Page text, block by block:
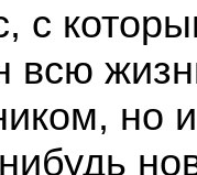
с
всю
но